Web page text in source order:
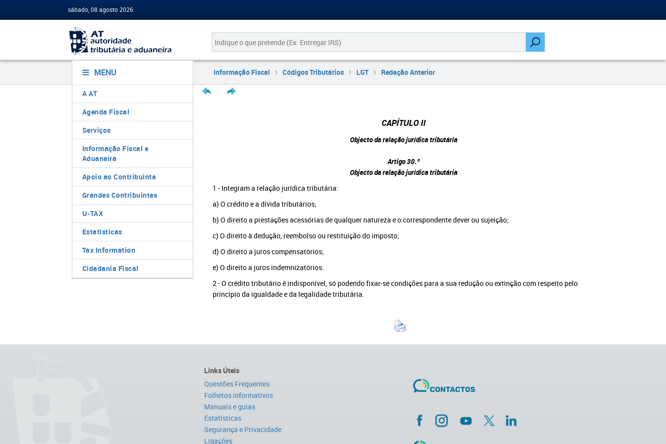
sábado, 08 agosto 2026
MENU
A AT
Agenda Fiscal
Serviços
Informação Fiscal e
Aduaneira
Apoio ao Contribuinte
Grandes Contribuintes
U-TAX
Estatísticas
Tax Information
Cidadania Fiscal
Informação Fiscal Códigos Tributários LGT Redação Anterior
CAPÍTULO II
Objecto da relação jurídica tributária
Artigo 30.º
Objecto da relação jurídica tributária
1 - Integram a relação jurídica tributária:
a) O crédito e a dívida tributários;
b) O direito a prestações acessórias de qualquer natureza e o correspondente dever ou sujeição;
c) O direito à dedução, reembolso ou restituição do imposto;
d) O direito a juros compensatórios;
e) O direito a juros indemnizatórios.
2 - O crédito tributário é indisponível, só podendo fixar-se condições para a sua redução ou extinção com respeito pelo
princípio da igualdade e da legalidade tributária.
Links Úteis
Questões Frequentes
Folhetos informativos
Manuais e guias
Estatísticas
Segurança e Privacidade
Ligações